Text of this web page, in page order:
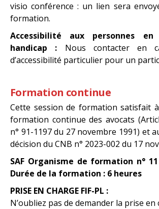
visio conférence : un lien sera
formation.
Accessibilité aux personnes
handicap : Nous contacter en
d’accessibilité particulier pour un
Formation continue
Cette session de formation satisfait
formation continue des avocats
n° 91-1197 du 27 novembre 1991) et
décision du CNB n° 2023-002 du 17
SAF Organisme de formation n° 11
Durée de la formation : 6 heures
PRISE EN CHARGE FIF-PL :
N’oubliez pas de demander la prise